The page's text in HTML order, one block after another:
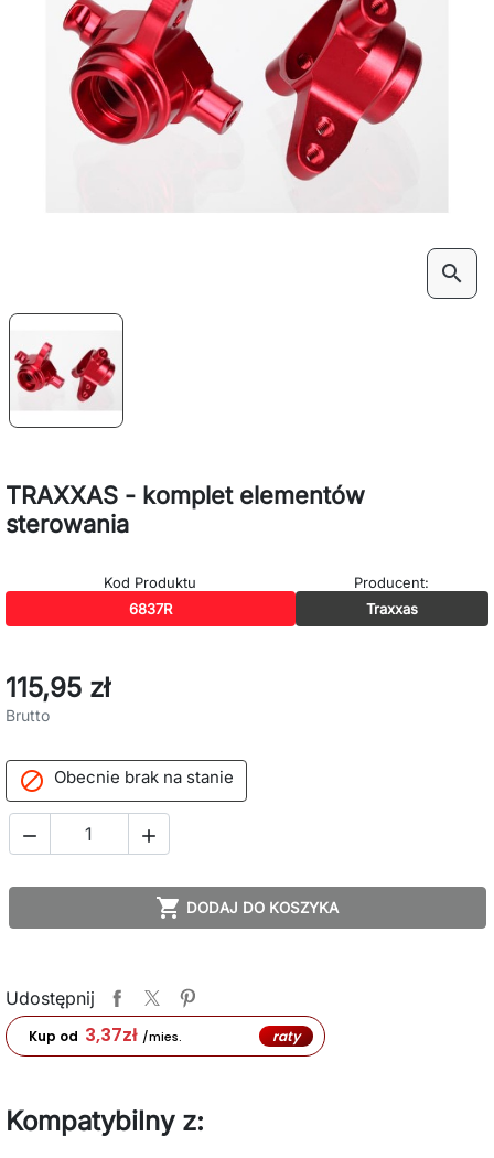
search
TRAXXAS - komplet elementów
sterowania
Kod Produktu
6837R
Producent:
Traxxas
115,95 zł
Brutto
 Obecnie brak na stanie
 
 DODAJ DO KOSZYKA
Udostępnij
Kup od 3,37zł /mies. raty
Kompatybilny z: